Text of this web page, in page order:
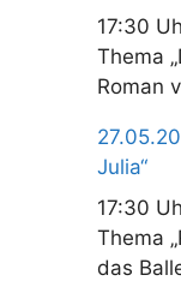
17:30
Thema
Roman
Julia“
17:30
Thema
das